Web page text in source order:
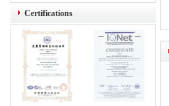
Certifications